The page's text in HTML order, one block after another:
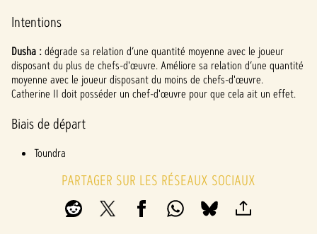
En
cliqua
sur
Jouer
,
vous
tez la
que
Intentions
Dusha :dégrade sa relation d’une quantité moyenne avec le joueur
disposant du plus de chefs-d'œuvre. Améliore sa relation d’une quantité
moyenne avec le joueur disposant du moins de chefs-d'œuvre.
Catherine II doit posséder un chef-d'œuvre pour que cela ait un effet.
Biais de départ
Toundra
PARTAGER SUR LES RÉSEAUX SOCIAUX